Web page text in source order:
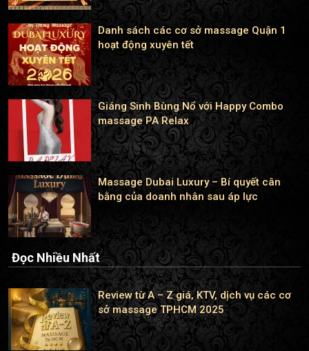
Danh sách các cơ sở massage Quận 1
hoạt động xuyên tết
Giáng Sinh Bùng Nổ với Happy Combo
massage PA Relax
Massage Dubai Luxury – Bí quyết cân
bằng của doanh nhân sau áp lực
Đọc Nhiều Nhất
Review từ A – Z giá, KTV, dịch vụ các cơ
sở massage TPHCM 2025